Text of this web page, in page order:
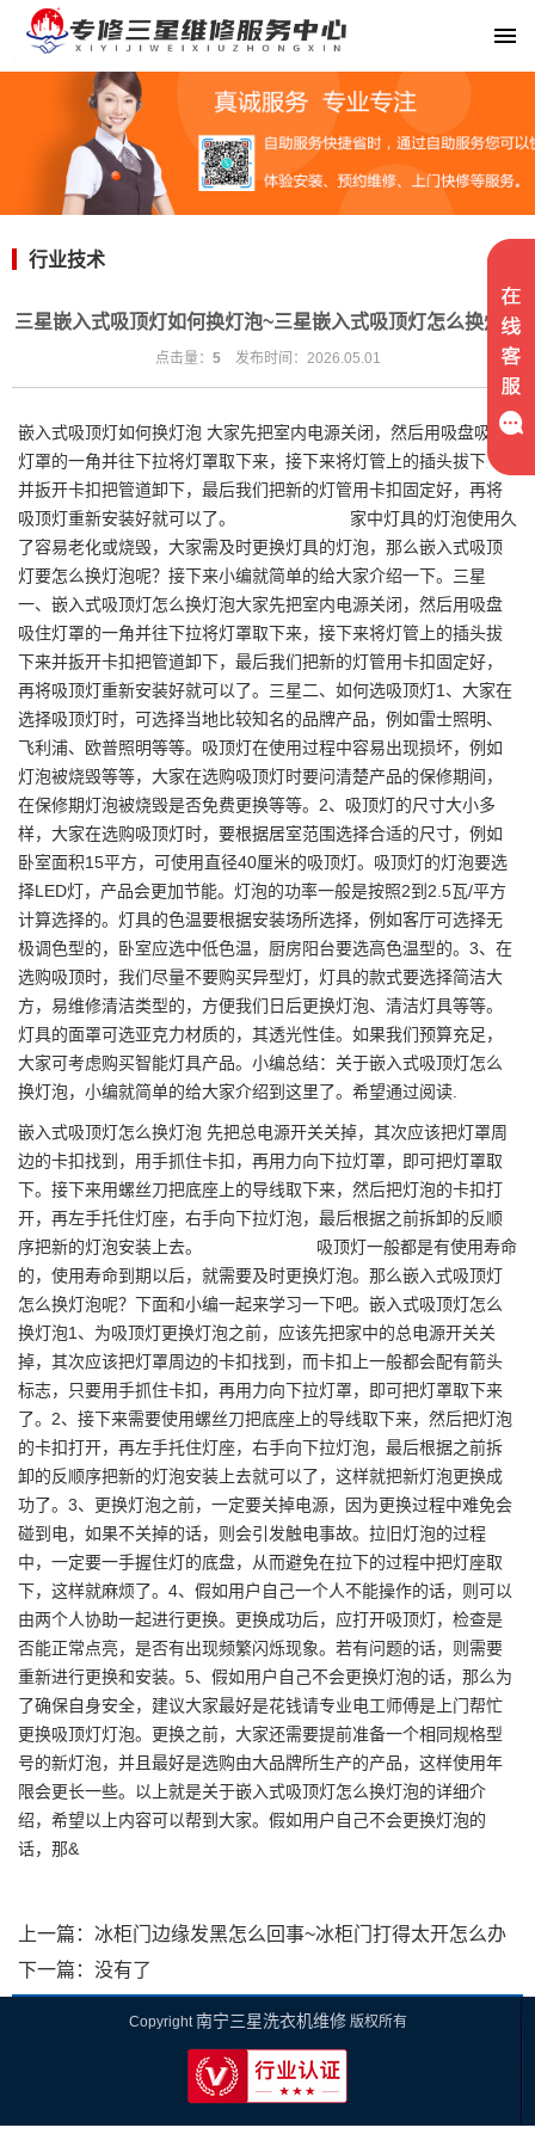
行业技术
三星嵌入式吸顶灯如何换灯泡~三星嵌入式吸顶灯怎么换灯泡
点击量： 5 发布时间：2026.05.01
嵌入式吸顶灯如何换灯泡 大家先把室内电源关闭，然后用吸盘吸住
灯罩的一角并往下拉将灯罩取下来，接下来将灯管上的插头拔下来
并扳开卡扣把管道卸下，最后我们把新的灯管用卡扣固定好，再将
吸顶灯重新安装好就可以了。 家中灯具的灯泡使用久
了容易老化或烧毁，大家需及时更换灯具的灯泡，那么嵌入式吸顶
灯要怎么换灯泡呢？接下来小编就简单的给大家介绍一下。三星
一、嵌入式吸顶灯怎么换灯泡大家先把室内电源关闭，然后用吸盘
吸住灯罩的一角并往下拉将灯罩取下来，接下来将灯管上的插头拔
下来并扳开卡扣把管道卸下，最后我们把新的灯管用卡扣固定好，
再将吸顶灯重新安装好就可以了。三星二、如何选吸顶灯1、大家在
选择吸顶灯时，可选择当地比较知名的品牌产品，例如雷士照明、
飞利浦、欧普照明等等。吸顶灯在使用过程中容易出现损坏，例如
灯泡被烧毁等等，大家在选购吸顶灯时要问清楚产品的保修期间，
在保修期灯泡被烧毁是否免费更换等等。2、吸顶灯的尺寸大小多
样，大家在选购吸顶灯时，要根据居室范围选择合适的尺寸，例如
卧室面积15平方，可使用直径40厘米的吸顶灯。吸顶灯的灯泡要选
择LED灯，产品会更加节能。灯泡的功率一般是按照2到2.5瓦/平方
计算选择的。灯具的色温要根据安装场所选择，例如客厅可选择无
极调色型的，卧室应选中低色温，厨房阳台要选高色温型的。3、在
选购吸顶时，我们尽量不要购买异型灯，灯具的款式要选择简洁大
方，易维修清洁类型的，方便我们日后更换灯泡、清洁灯具等等。
灯具的面罩可选亚克力材质的，其透光性佳。如果我们预算充足，
大家可考虑购买智能灯具产品。小编总结：关于嵌入式吸顶灯怎么
换灯泡，小编就简单的给大家介绍到这里了。希望通过阅读.
嵌入式吸顶灯怎么换灯泡 先把总电源开关关掉，其次应该把灯罩周
边的卡扣找到，用手抓住卡扣，再用力向下拉灯罩，即可把灯罩取
下。接下来用螺丝刀把底座上的导线取下来，然后把灯泡的卡扣打
开，再左手托住灯座，右手向下拉灯泡，最后根据之前拆卸的反顺
序把新的灯泡安装上去。 吸顶灯一般都是有使用寿命
的，使用寿命到期以后，就需要及时更换灯泡。那么嵌入式吸顶灯
怎么换灯泡呢？下面和小编一起来学习一下吧。嵌入式吸顶灯怎么
换灯泡1、为吸顶灯更换灯泡之前，应该先把家中的总电源开关关
掉，其次应该把灯罩周边的卡扣找到，而卡扣上一般都会配有箭头
标志，只要用手抓住卡扣，再用力向下拉灯罩，即可把灯罩取下来
了。2、接下来需要使用螺丝刀把底座上的导线取下来，然后把灯泡
的卡扣打开，再左手托住灯座，右手向下拉灯泡，最后根据之前拆
卸的反顺序把新的灯泡安装上去就可以了，这样就把新灯泡更换成
功了。3、更换灯泡之前，一定要关掉电源，因为更换过程中难免会
碰到电，如果不关掉的话，则会引发触电事故。拉旧灯泡的过程
中，一定要一手握住灯的底盘，从而避免在拉下的过程中把灯座取
下，这样就麻烦了。4、假如用户自己一个人不能操作的话，则可以
由两个人协助一起进行更换。更换成功后，应打开吸顶灯，检查是
否能正常点亮，是否有出现频繁闪烁现象。若有问题的话，则需要
重新进行更换和安装。5、假如用户自己不会更换灯泡的话，那么为
了确保自身安全，建议大家最好是花钱请专业电工师傅是上门帮忙
更换吸顶灯灯泡。更换之前，大家还需要提前准备一个相同规格型
号的新灯泡，并且最好是选购由大品牌所生产的产品，这样使用年
限会更长一些。以上就是关于嵌入式吸顶灯怎么换灯泡的详细介
绍，希望以上内容可以帮到大家。假如用户自己不会更换灯泡的
话，那&
上一篇： 冰柜门边缘发黑怎么回事~冰柜门打得太开怎么办
下一篇：没有了
Copyright南宁三星洗衣机维修版权所有